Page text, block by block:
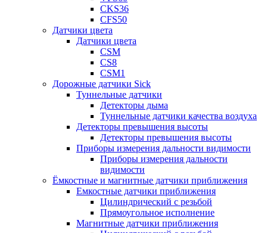
CKS36
CFS50
Датчики цвета
Датчики цвета
CSM
CS8
CSM1
Дорожные датчики Sick
Туннельные датчики
Детекторы дыма
Туннельные датчики качества воздуха
Детекторы превышения высоты
Детекторы превышения высоты
Приборы измерения дальности видимости
Приборы измерения дальности
видимости
Ёмкостные и магнитные датчики приближения
Емкостные датчики приближения
Цилиндрический с резьбой
Прямоугольное исполнение
Магнитные датчики приближения